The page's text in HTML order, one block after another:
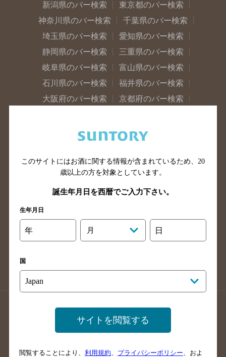
新潟県のバー検索
東京都のバー検索
神奈川県のバー検索
千葉県のバー検索
埼玉県のバー検索
愛知県のバー検索
静岡県のバー検索
三重県のバー検索
岐阜県のバー検索
富山県のバー検索
石川県のバー検索
福井県のバー検索
大阪府のバー検索
京都府のバー検索
滋賀県のバー検索
和歌山県のバー検索
山口県のバー検索
鳥取県のバー検索
島根県のバー検索
徳島県のバー検索
香川県のバー検索
愛媛県のバー検索
高知県のバー検索
長崎県のバー検索
佐賀県のバー検索
大分県のバー検索
熊本県のバー検索
沖縄県のバー検索
店舗登録方法のご案内
店舗情報更新方法のご案内
掲載店舗様ログイン
このサイトにはお酒に関する情報が含まれているため、 20
歳以上の方を対象としています。
誕生年月日を西暦でご入力下さい。
生年月日
年 月 日
国
サイトを閲覧する
閲覧することにより、 利用規約 プライバシーポリシー 、およ